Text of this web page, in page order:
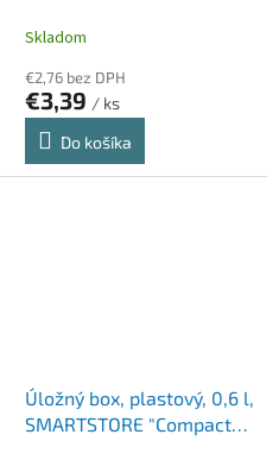
Skladom
€2,76 bez DPH
€3,39 / ks
Do košíka
Úložný box, plastový, 0,6 l,
SMARTSTORE "Compact